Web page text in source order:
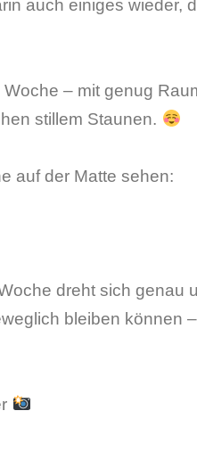
auch einiges wieder,
– mit genug
stillem Staunen.
auf der Matte sehen:
dreht sich genau
bleiben können